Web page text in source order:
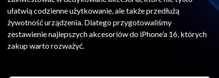
ułatwią codzienne użytkowanie, ale także przedłużą
żywotność urządzenia. Dlatego przygotowaliśmy
zestawienie najlepszych akcesoriów do iPhone’a 16, których
zakup warto rozważyć.